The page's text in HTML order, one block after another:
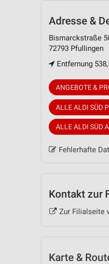
Adresse &
Bismarckstraße
72793 Pfullingen
Entfernung
ANGEBOTE &
ALLE ALDI SÜD
ALLE ALDI SÜD
Fehlerhafte
Kontakt zur
Zur Filialseite
Karte &